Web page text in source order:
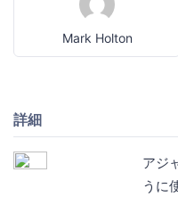
Mark Holton
詳細
アジ
うに